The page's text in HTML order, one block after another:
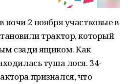
ночи 2 ноября участковые в
трактор, который
сзади ящиком. Как
туша лося. 34-
признался, что